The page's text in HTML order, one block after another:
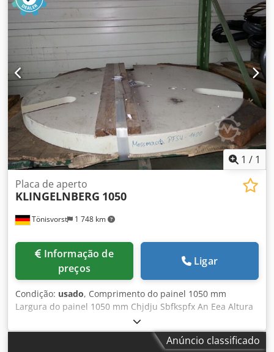
1 / 1
Tönisvorst 1 748 km
Placa de aperto
KLINGELNBERG 1050
preços
Ligar
Condição: usado, Comprimento do painel 1050 mm
Largura do painel 1050 mm Chjdju Sbfkspfx An Eea Altura
do painel 60 mm Peso da máquina aprox. 0,2 toneladas
Espaço necessário aprox. 1050x1050x0,1 m Placa de fixação
Anúncio classificado